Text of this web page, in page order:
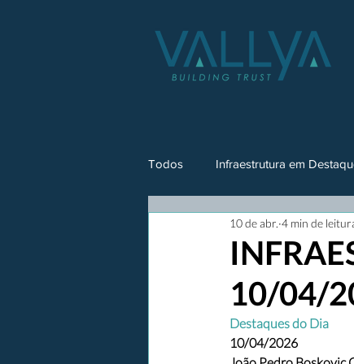
Todos Infraestrutura em
10/04/
10 de abr. 4 min de
Destaques do Dia
10/04/2026